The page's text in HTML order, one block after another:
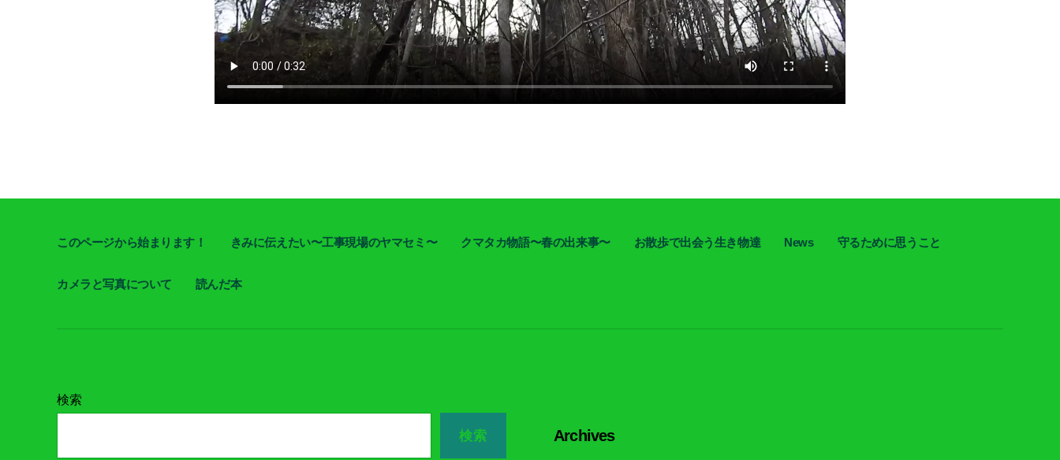
このページから始まります！ きみに伝えたい〜工事現場のヤマセミ〜 クマタカ物語〜春の出来事〜 お散歩で出会う生き物達 News 守るために思うこと
カメラと写真について 読んだ本
検索
検索 Archives